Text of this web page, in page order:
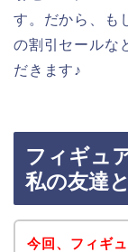
す。だから、も
の割引セールな
だきます♪
フィギュ
私の友達
今回、フィギ